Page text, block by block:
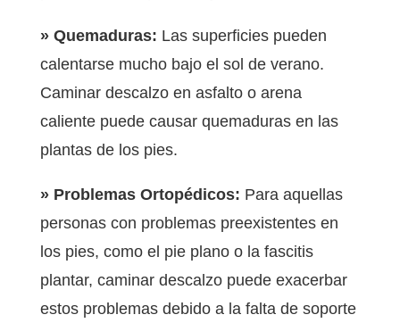
» Quemaduras: Las superficies pueden
calentarse mucho bajo el sol de verano.
Caminar descalzo en asfalto o arena
caliente puede causar quemaduras en las
plantas de los pies.
» Problemas Ortopédicos: Para aquellas
personas con problemas preexistentes en
los pies, como el pie plano o la fascitis
plantar, caminar descalzo puede exacerbar
estos problemas debido a la falta de soporte